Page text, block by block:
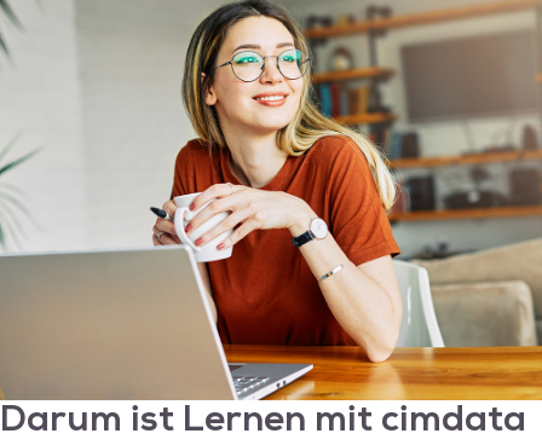
Grafikdesigner:innen sollten fundierte
Kenntnisse der Adobe Creative Suite
mitbringen. Photoshop, Illustrator und
InDesign sowie andere Tools sind
branchenübliche Designsoftware um
hochwertige Grafiken, Illustrationen und
Layouts zu erstellen.
Darum ist Lernen mit cimdata